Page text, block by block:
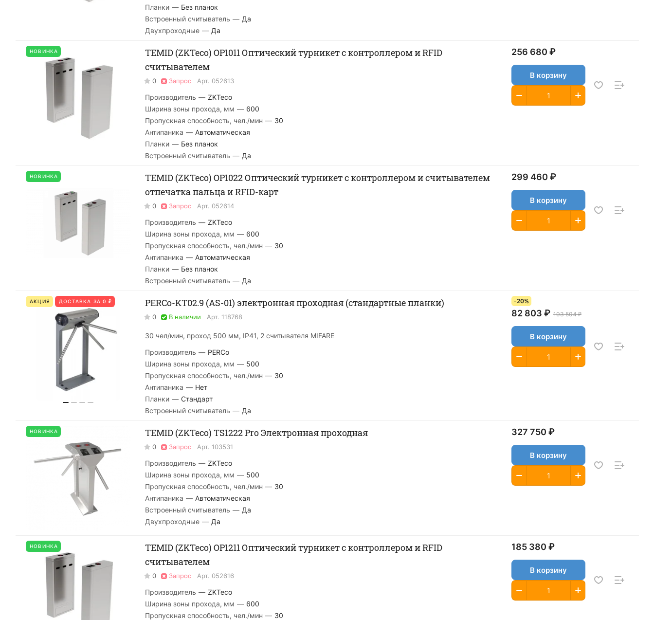
Планки — Без планок
Встроенный считыватель — Да
Двухпроходные — Да
НОВИНКА
TEMID (ZKTeco) OP1011 Оптический турникет с контроллером и RFID
считывателем
0 Запрос Арт. 052613
Производитель — ZKTeco
Ширина зоны прохода, мм — 600
Пропускная способность, чел./мин — 30
Антипаника — Автоматическая
Планки — Без планок
Встроенный считыватель — Да
256 680 ₽
В корзину
НОВИНКА
TEMID (ZKTeco) OP1022 Оптический турникет с контроллером и считывателем
отпечатка пальца и RFID-карт
0 Запрос Арт. 052614
Производитель — ZKTeco
Ширина зоны прохода, мм — 600
Пропускная способность, чел./мин — 30
Антипаника — Автоматическая
Планки — Без планок
Встроенный считыватель — Да
299 460 ₽
В корзину
АКЦИЯ ДОСТАВКА ЗА 0 ₽ PERCo-KT02.9 (AS-01) электронная проходная (стандартные планки)
0 В наличии Арт. 118768
30 чел/мин, проход 500 мм, IP41, 2 считывателя MIFARE
Производитель — PERCo
Ширина зоны прохода, мм — 500
Пропускная способность, чел./мин — 30
Антипаника — Нет
Планки — Стандарт
Встроенный считыватель — Да
-20%
82 803 ₽ 103 504 ₽
В корзину
НОВИНКА TEMID (ZKTeco) TS1222 Pro Электронная проходная
0 Запрос Арт. 103531
Производитель — ZKTeco
Ширина зоны прохода, мм — 500
Пропускная способность, чел./мин — 30
Антипаника — Автоматическая
Встроенный считыватель — Да
Двухпроходные — Да
327 750 ₽
В корзину
НОВИНКА
TEMID (ZKTeco) OP1211 Оптический турникет с контроллером и RFID
считывателем
0 Запрос Арт. 052616
Производитель — ZKTeco
Ширина зоны прохода, мм — 600
Пропускная способность, чел./мин — 30
185 380 ₽
В корзину